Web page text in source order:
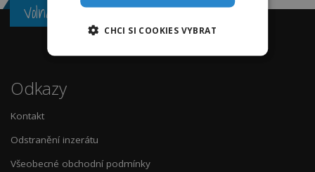
Volná místa v ČR
Odkazy
Kontakt
Odstranění inzerátu
Všeobecné obchodní podmínky
CHCI SI COOKIES VYBRAT